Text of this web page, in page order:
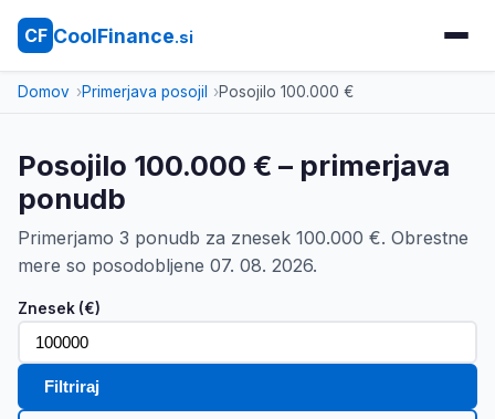
CF CoolFinance.si
Domov Primerjava posojil Posojilo 100.000 €
Posojilo 100.000 € – primerjava
ponudb
Primerjamo 3 ponudb za znesek 100.000 €. Obrestne
mere so posodobljene 07. 08. 2026.
Znesek (€)
Filtriraj